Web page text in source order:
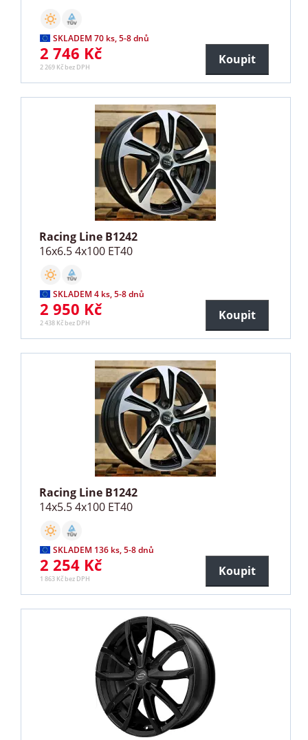
SKLADEM 70 ks, 5-8 dnů
2 746 Kč
2 269 Kč bez DPH
Koupit
Racing Line B1242
16x6.5 4x100 ET40
SKLADEM 4 ks, 5-8 dnů
2 950 Kč
2 438 Kč bez DPH
Koupit
Racing Line B1242
14x5.5 4x100 ET40
SKLADEM 136 ks, 5-8 dnů
2 254 Kč
1 863 Kč bez DPH
Koupit